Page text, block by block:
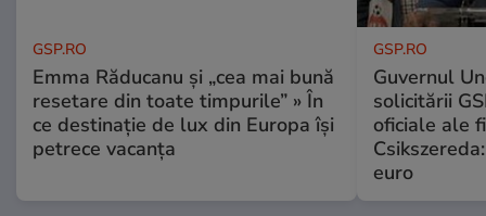
GSP.RO
Emma Răducanu și „cea mai bună
resetare din toate timpurile” » În
ce destinație de lux din Europa își
petrece vacanța
GSP.RO
Guvernul
solicitării
oficiale ale
euro